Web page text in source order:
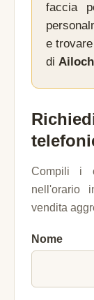
faccia
e
di
Compili i
nell'orario
vendita
Nome